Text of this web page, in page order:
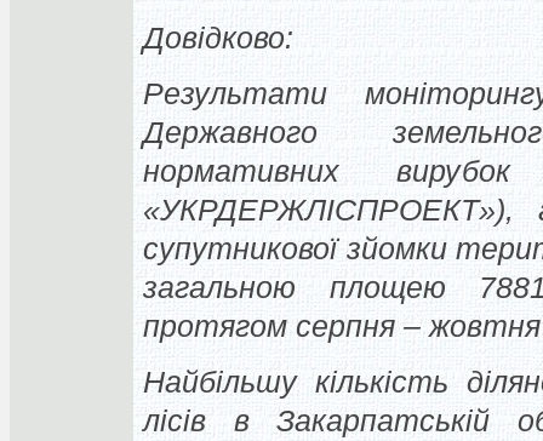
Довідково:
Результати
Державного
нормативних
«УКРДЕРЖЛІСПРОЕКТ»),
супутникової зйомки
загальною площею
протягом серпня – жовтня
Найбільшу кількість
лісів в Закарпатській